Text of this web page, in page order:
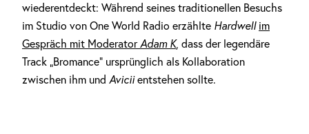
wiederentdeckt: Während seines traditionellen Besuchs
im Studio von One World Radio erzählte Hardwell im
Gespräch mit ModeratorAdam K, dass der legendäre
Track „Bromance“ ursprünglich als Kollaboration
zwischen ihm und Aviciientstehen sollte.